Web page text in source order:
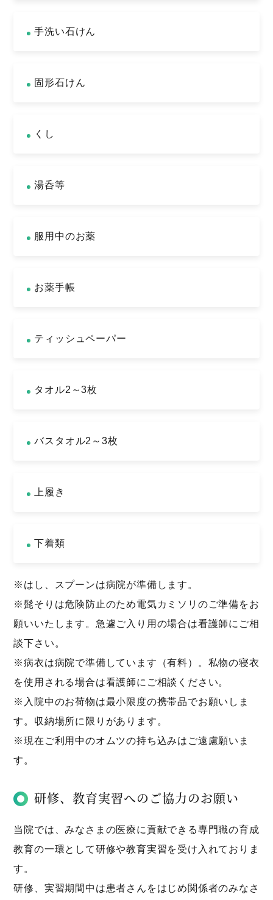
手洗い石けん
固形石けん
くし
湯呑等
服用中のお薬
お薬手帳
ティッシュペーパー
タオル2～3枚
バスタオル2～3枚
上履き
下着類
※はし、スプーンは病院が準備します。
※髭そりは危険防止のため電気カミソリのご準備をお
願いいたします。急遽ご入り用の場合は看護師にご相
談下さい。
※病衣は病院で準備しています（有料）。私物の寝衣
を使用される場合は看護師にご相談ください。
※入院中のお荷物は最小限度の携帯品でお願いしま
す。収納場所に限りがあります。
※現在ご利用中のオムツの持ち込みはご遠慮願いま
す。
研修、教育実習へのご協力のお願い
当院では、みなさまの医療に貢献できる専門職の育成
教育の一環として研修や教育実習を受け入れておりま
す。
研修、実習期間中は患者さんをはじめ関係者のみなさ